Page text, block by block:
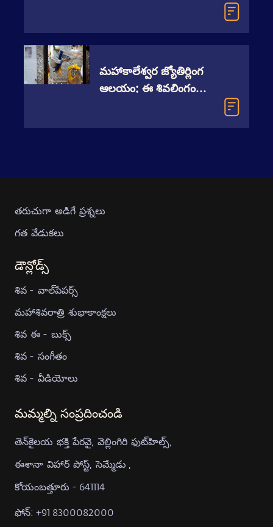
మహాకాలేశ్వర జ్యోతిర్లింగ
ఆలయం: ఈ శివలింగం
తరుచుగా అడిగే ప్రశ్నలు
గత వేడుకలు
డౌన్లోడ్స్
శివ - వాల్‍పేపర్స్
మహాశివరాత్రి శుభాకాంక్షలు
శివ ఈ - బుక్స్
శివ - సంగీతం
శివ - వీడియోలు
మమ్మల్ని సంప్రదించండి
తెన్‍కైలయ భక్తి పేరవై, వెల్లింగిరి ఫుట్‍హిల్స్,
ఈశానా విహార్ పోస్ట్, సెమ్మేడు ,
కోయంబత్తూరు - 641114
ఫోన్: +91 8300082000